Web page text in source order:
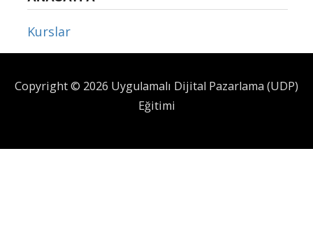
Kurslar
Copyright © 2026 Uygulamalı Dijital Pazarlama (UDP)
Eğitimi